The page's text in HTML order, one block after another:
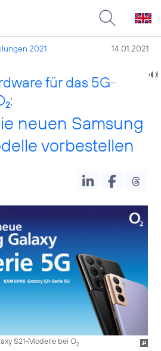
2021 14.01.2021
für das 5G-
2:
neuen Samsung
vorbestellen
S21-Modelle bei O2